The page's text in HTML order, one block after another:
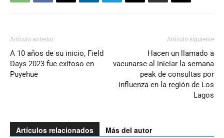
Artículo anterior
A 10 años de su inicio, Field
Days 2023 fue exitoso en
Puyehue
Artículo siguiente
Hacen un llamado a
vacunarse al iniciar la semana
peak de consultas por
influenza en la región de Los
Lagos
Artículos relacionados Más del autor